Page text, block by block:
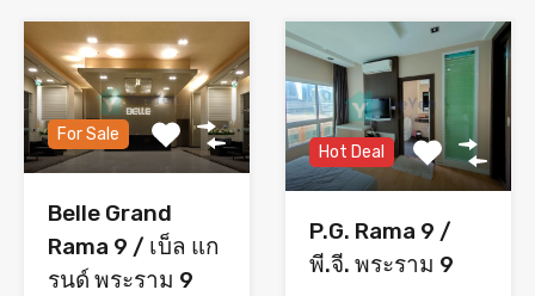
For Sale
Belle Grand
Rama 9 / เบ็ล แก
รนด์ พระราม 9
Hot Deal
P.G. Rama 9 /
พี.จี. พระราม 9